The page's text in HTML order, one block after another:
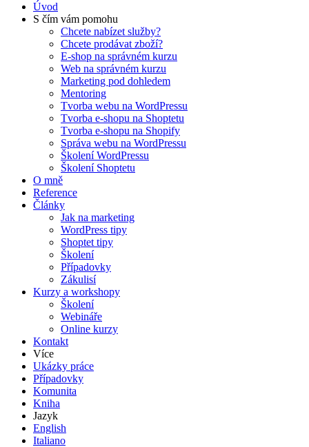
Úvod
S čím vám pomohu
Chcete nabízet služby?
Chcete prodávat zboží?
E-shop na správném kurzu
Web na správném kurzu
Marketing pod dohledem
Mentoring
Tvorba webu na WordPressu
Tvorba e-shopu na Shoptetu
Tvorba e-shopu na Shopify
Správa webu na WordPressu
Školení WordPressu
Školení Shoptetu
O mně
Reference
Články
Jak na marketing
WordPress tipy
Shoptet tipy
Školení
Případovky
Zákulisí
Kurzy a workshopy
Školení
Webináře
Online kurzy
Kontakt
Více
Ukázky práce
Případovky
Komunita
Kniha
Jazyk
English
Italiano